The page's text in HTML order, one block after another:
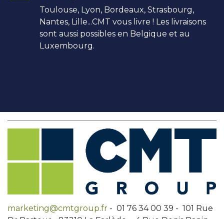
Toulouse, Lyon, Bordeaux, Strasbourg,
Nantes, Lille...CMT vous livre ! Les livraisons
sont aussi possibles en Belgique et au
Luxembourg.
marketing@cmtgroup.fr - 01 76 34 00 39 - 101 Rue